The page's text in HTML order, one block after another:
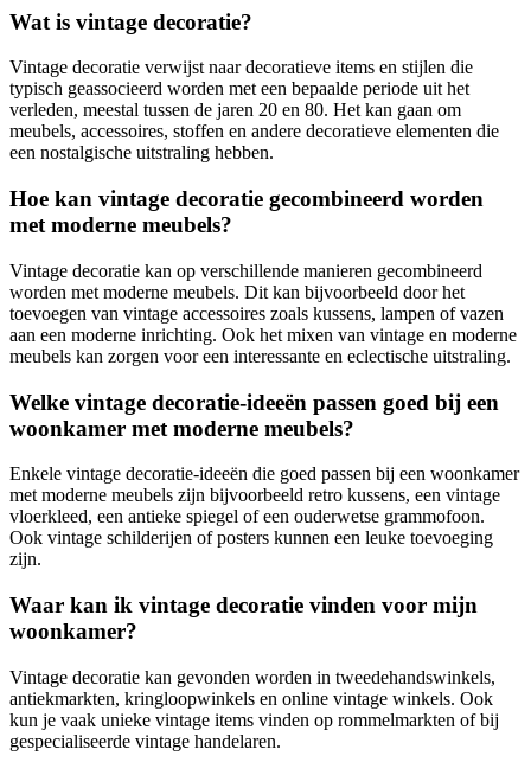
Wat is vintage decoratie?
Vintage decoratie verwijst naar decoratieve items en stijlen die
typisch geassocieerd worden met een bepaalde periode uit het
verleden, meestal tussen de jaren 20 en 80. Het kan gaan om
meubels, accessoires, stoffen en andere decoratieve elementen die
een nostalgische uitstraling hebben.
Hoe kan vintage decoratie gecombineerd worden
met moderne meubels?
Vintage decoratie kan op verschillende manieren gecombineerd
worden met moderne meubels. Dit kan bijvoorbeeld door het
toevoegen van vintage accessoires zoals kussens, lampen of vazen
aan een moderne inrichting. Ook het mixen van vintage en moderne
meubels kan zorgen voor een interessante en eclectische uitstraling.
Welke vintage decoratie-ideeën passen goed bij een
woonkamer met moderne meubels?
Enkele vintage decoratie-ideeën die goed passen bij een woonkamer
met moderne meubels zijn bijvoorbeeld retro kussens, een vintage
vloerkleed, een antieke spiegel of een ouderwetse grammofoon.
Ook vintage schilderijen of posters kunnen een leuke toevoeging
zijn.
Waar kan ik vintage decoratie vinden voor mijn
woonkamer?
Vintage decoratie kan gevonden worden in tweedehandswinkels,
antiekmarkten, kringloopwinkels en online vintage winkels. Ook
kun je vaak unieke vintage items vinden op rommelmarkten of bij
gespecialiseerde vintage handelaren.